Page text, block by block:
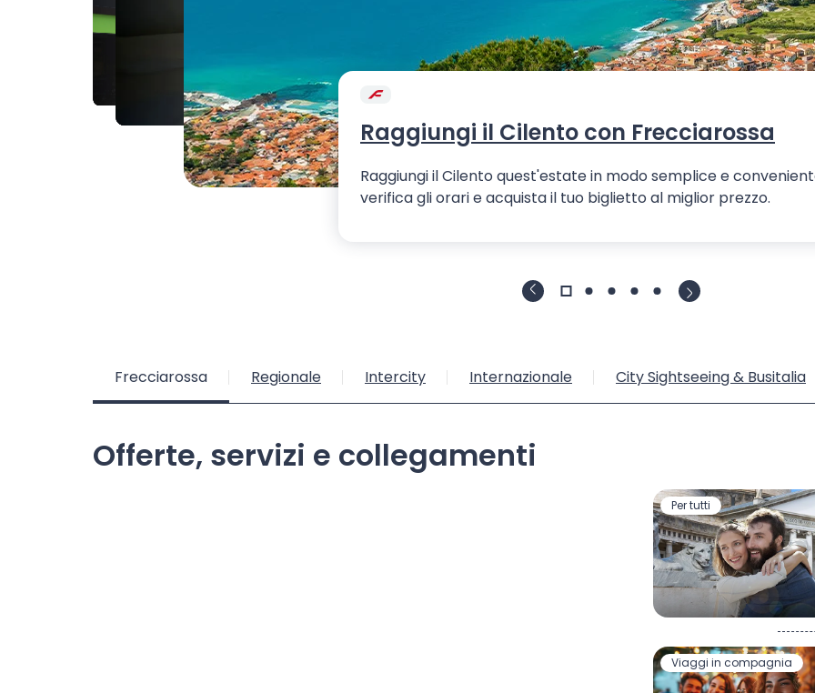
Raggiungi il Cilento con Frecciarossa
Raggiungi il Cilento quest'estate in modo semplice e
verifica gli orari e acquista il tuo biglietto al miglior prezzo.
Frecciarossa Regionale Intercity Internazionale City Sightseeing & Busitalia
Offerte, servizi e collegamenti
Per tutti
Viaggi in compagnia